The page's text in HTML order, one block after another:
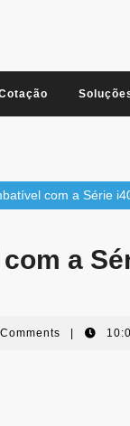
com a Série
a